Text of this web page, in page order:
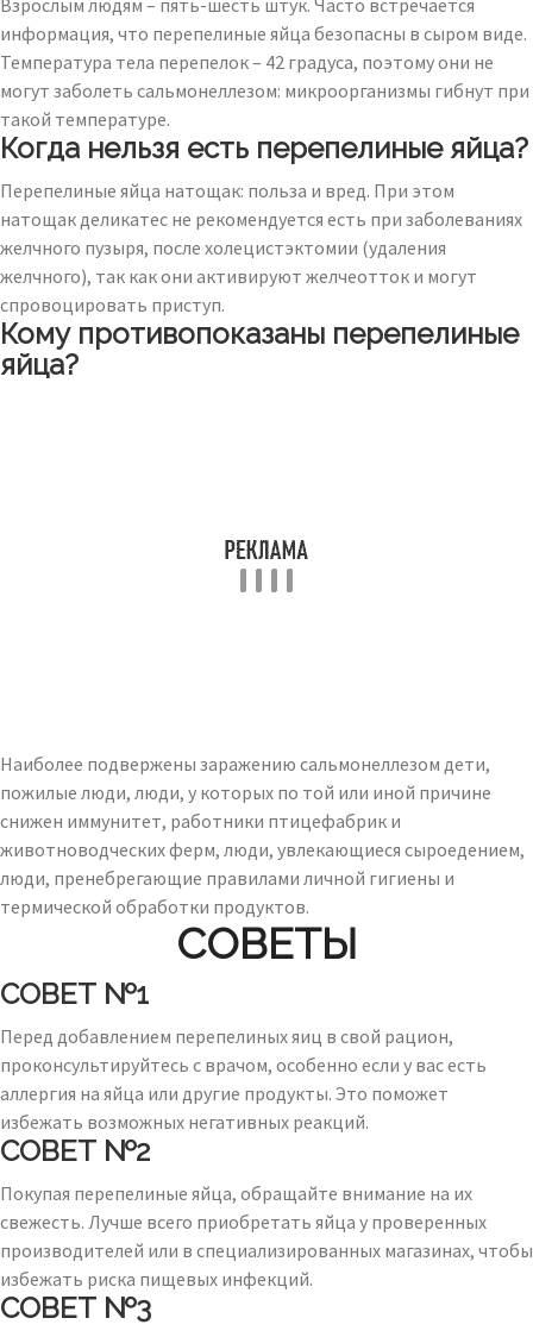
Взрослым людям – пять-шесть штук. Часто встречается
информация, что перепелиные яйца безопасны в сыром виде.
Температура тела перепелок – 42 градуса, поэтому они не
могут заболеть сальмонеллезом: микроорганизмы гибнут при
такой температуре.
Когда нельзя есть перепелиные яйца?
Перепелиные яйца натощак: польза и вред. При этом
натощак деликатес не рекомендуется есть при заболеваниях
желчного пузыря, после холецистэктомии (удаления
желчного), так как они активируют желчеотток и могут
спровоцировать приступ.
Кому противопоказаны перепелиные
яйца?
Наиболее подвержены заражению сальмонеллезом дети,
пожилые люди, люди, у которых по той или иной причине
снижен иммунитет, работники птицефабрик и
животноводческих ферм, люди, увлекающиеся сыроедением,
люди, пренебрегающие правилами личной гигиены и
термической обработки продуктов.
СОВЕТЫ
СОВЕТ №1
Перед добавлением перепелиных яиц в свой рацион,
проконсультируйтесь с врачом, особенно если у вас есть
аллергия на яйца или другие продукты. Это поможет
избежать возможных негативных реакций.
СОВЕТ №2
Покупая перепелиные яйца, обращайте внимание на их
свежесть. Лучше всего приобретать яйца у проверенных
производителей или в специализированных магазинах, чтобы
избежать риска пищевых инфекций.
СОВЕТ №3